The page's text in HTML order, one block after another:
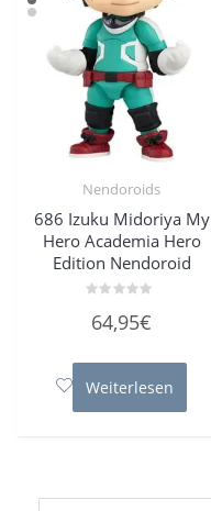
Nendoroids
686 Izuku Midoriya My
Hero Academia Hero
Edition Nendoroid
mit
5
64,95€
Weiterlesen